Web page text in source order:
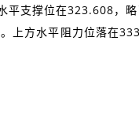
平支撑位在323.608，
上方水平阻力位落在